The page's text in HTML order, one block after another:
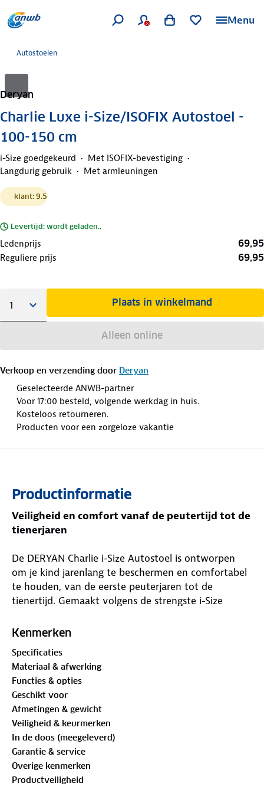
Menu
Autostoelen
Deryan
Charlie Luxe i-Size/ISOFIX Autostoel -
100-150 cm
i-Size goedgekeurd
Met ISOFIX-bevestiging
Langdurig gebruik
Met armleuningen
klant: 9.5
Levertijd: wordt geladen..
Ledenprijs 69,95
Reguliere prijs 69,95
Plaats in winkelmand
Alleen online
Verkoop en verzending door Deryan
Geselecteerde ANWB-partner
Voor 17:00 besteld, volgende werkdag in huis.
Kosteloos retourneren.
Producten voor een zorgeloze vakantie
Productinformatie
Veiligheid en comfort vanaf de peutertijd tot de
tienerjaren
De DERYAN Charlie i-Size Autostoel is ontworpen
om je kind jarenlang te beschermen en comfortabel
te houden, van de eerste peuterjaren tot de
tienertijd. Gemaakt volgens de strengste i-Size
waar elke ouder naar op zoek is.
Voordelen:
✓ Geschikt voor kinderen van 100-150 cm (3,5 tot 12
jaar)
✓ Geavanceerde zijwaartse botsbescherming voor
extra veiligheid
✓ Eenvoudige en stabiele ISOFIX-installatie
Kenmerken
Specificaties
Materiaal & afwerking
Functies & opties
Geschikt voor
Afmetingen & gewicht
Veiligheid & keurmerken
In de doos (meegeleverd)
Garantie & service
Overige kenmerken
Productveiligheid